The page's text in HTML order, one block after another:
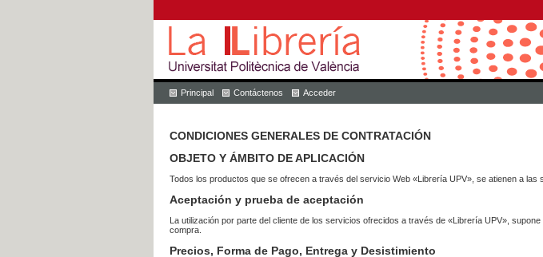
Principal Contáctenos Acceder
CONDICIONES GENERALES DE CONTRATACIÓN
OBJETO Y ÁMBITO DE APLICACIÓN
Todos los productos que se ofrecen a través del servicio Web «Librería UPV», se atienen a las
Aceptación y prueba de aceptación
La utilización por parte del cliente de los servicios ofrecidos a través de «Librería UPV»,
compra.
Precios, Forma de Pago, Entrega y Desistimiento